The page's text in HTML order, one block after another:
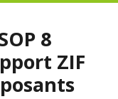
8
ZIF